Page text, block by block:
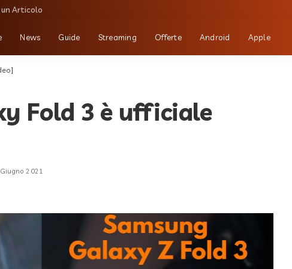
un Articolo
News Guide Streaming Offerte Android Apple
Fold 3 è ufficiale
2021